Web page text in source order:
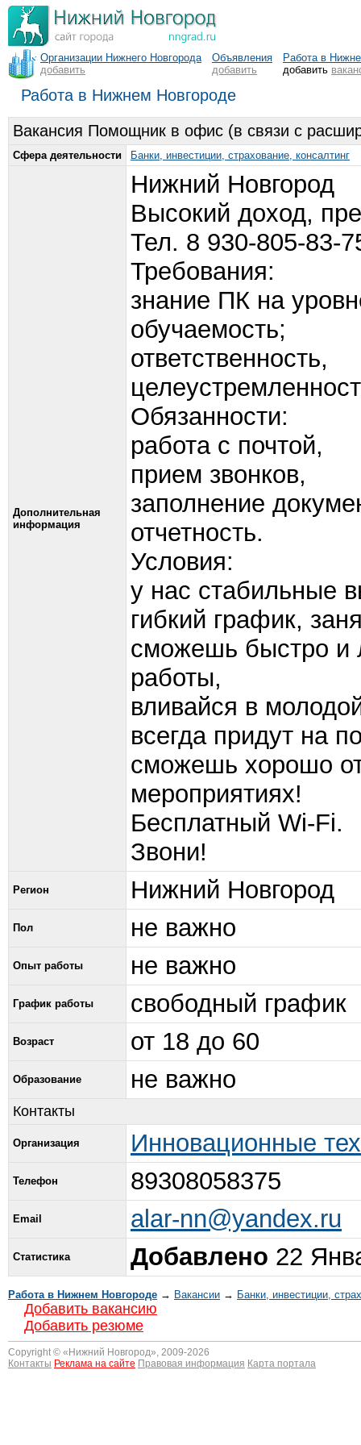
Организации Нижнего Новгорода
добавить
Объявления
добавить
Работа в
добавить
Работа в Нижнем Новгороде
Вакансия Помощник в офис (в связи с
Сфера деятельности Банки, инвестиции, страхование, консалтинг
Дополнительная
информация
Нижний Новгород
Высокий доход,
Тел. 8 930-805-83-
Требования:
знание ПК на
обучаемость;
ответственность,
Обязанности:
работа с почтой,
прием звонков,
заполнение
отчетность.
Условия:
у нас стабильные
гибкий график,
сможешь быстро и
работы,
вливайся в
всегда придут на
сможешь хорошо
мероприятиях!
Бесплатный Wi-Fi.
Звони!
Регион Нижний Новгород
Пол не важно
Опыт работы не важно
График работы свободный график
Возраст от 18 до 60
Образование не важно
Контакты
Организация Инновационные
Телефон 89308058375
Email alar-nn@yandex.ru
Статистика Добавлено 22
Работа в Нижнем Новгороде → Вакансии → Банки, инвестиции,
Добавить вакансию
Добавить резюме
Copyright © « Нижний Новгород», 2009-2026
Контакты Реклама на сайте Правовая информация Карта портала